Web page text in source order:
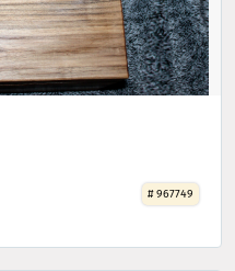
# 967749